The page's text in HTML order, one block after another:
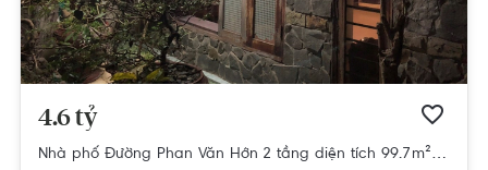
4.6 tỷ
Nhà phố Đường Phan Văn Hớn 2 tầng diện tích 99.7m² hướng tây nam pháp lý sổ hồng.